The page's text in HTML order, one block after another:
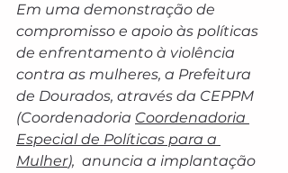
Em uma demonstração de
compromisso e apoio às políticas
de enfrentamento à violência
contra as mulheres, a Prefeitura
de Dourados, através da CEPPM
(Coordenadoria Coordenadoria
Especial de Políticas para a
Mulher),  anuncia a implantação